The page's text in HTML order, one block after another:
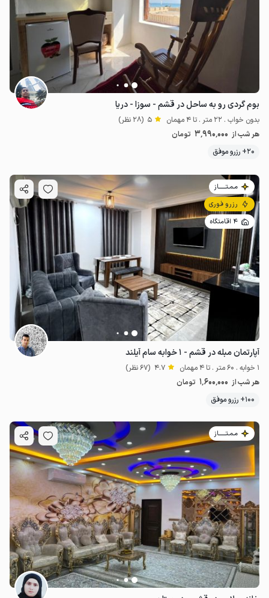
بوم گردی رو به ساحل در قشم - سوزا - دریا
بدون خواب . 22 متر . تا 4 مهمان 5 (28 نظر)
هر شب از 3٬990٬000 تومان
20+ رزرو موفق
مـمـتــــــاز
رزرو فوری
4 اقامتگاه
آپارتمان مبله در قشم - ۱ خوابه سام آیلند
1 خوابه . 60 متر . تا 4 مهمان 4.7 (67 نظر)
هر شب از 1٬600٬000 تومان
100+ رزرو موفق
مـمـتــــــاز